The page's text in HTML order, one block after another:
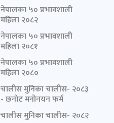
नेपालका ५० प्रभावशाली
महिला २०८२
नेपालका ५० प्रभावशाली
महिला २०८१
नेपालका ५० प्रभावशाली
महिला २०८०
चालीस मुनिका चालीस- २०८३
- छनोट मनोनयन फर्म
चालीस मुनिका चालीस- २०८२